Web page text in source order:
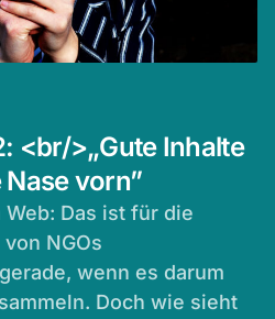
<br/>„Gute Inhalte
vorn”
Das ist für die
NGOs
wenn es darum
Doch wie sieht